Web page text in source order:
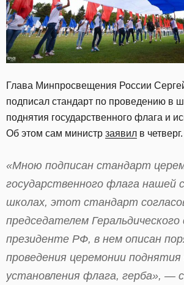
Глава Минпросвещения России
подписал стандарт по проведению в
поднятия государственного флага и
Об этом сам министр заявил в четверг.
«Мною подписан стандарт
государственного флага нашей
школах, этот стандарт
председателем
президенте РФ, в нем описан
проведения церемонии
установления флага, герба», —